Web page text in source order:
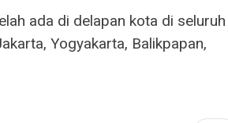
ada di delapan kota di seluruh
Yogyakarta, Balikpapan,